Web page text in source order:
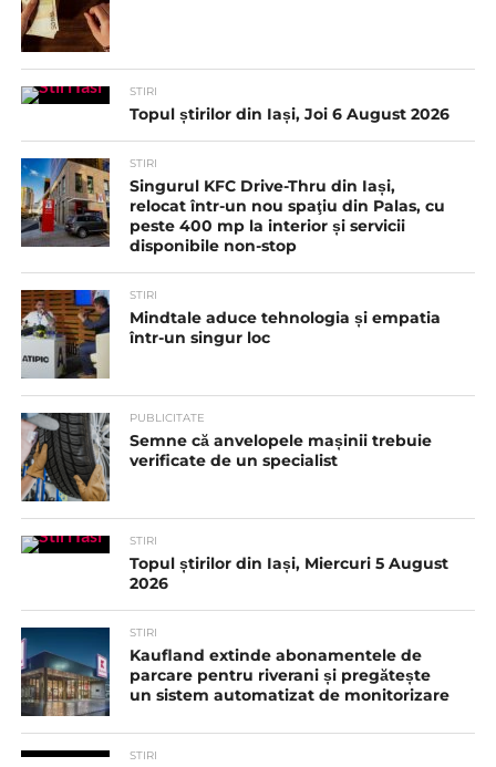
STIRI
Topul știrilor din Iași, Joi 6 August 2026
STIRI
Singurul KFC Drive-Thru din Iași,
relocat într-un nou spaţiu din Palas, cu
peste 400 mp la interior și servicii
disponibile non-stop
STIRI
Mindtale aduce tehnologia și empatia
într-un singur loc
PUBLICITATE
Semne că anvelopele mașinii trebuie
verificate de un specialist
STIRI
Topul știrilor din Iași, Miercuri 5 August
2026
STIRI
Kaufland extinde abonamentele de
parcare pentru riverani și pregătește
un sistem automatizat de monitorizare
STIRI